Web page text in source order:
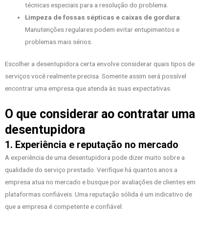
técnicas especiais para a resolução do problema.
Limpeza de fossas sépticas e caixas de gordura:
Manutenções regulares podem evitar entupimentos e
problemas mais sérios.
Escolher a desentupidora certa envolve considerar quais tipos de
serviços você realmente precisa. Somente assim será possível
encontrar uma empresa que atenda às suas expectativas.
O que considerar ao contratar uma
desentupidora
1. Experiência e reputação no mercado
A experiência de uma desentupidora pode dizer muito sobre a
qualidade do serviço prestado. Verifique há quantos anos a
empresa atua no mercado e busque por avaliações de clientes em
plataformas confiáveis. Uma reputação sólida é um indicativo de
que a empresa é competente e confiável.